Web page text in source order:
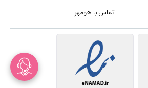
تماس با هومهر